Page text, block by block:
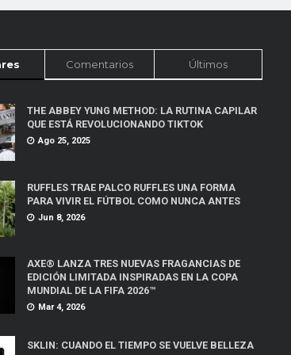
Comentarios Últimos
THE ABBEY YUNG METHOD: LA RUTINA CAPILAR
QUE ESTÁ REVOLUCIONANDO TIKTOK
Ago 25, 2025
RUFFLES TRAE PALCO RUFFLES UNA FORMA
PARA VIVIR EL FÚTBOL COMO NUNCA ANTES
Jun 8, 2026
AXE® LANZA TRES NUEVAS FRAGANCIAS DE
EDICIÓN LIMITADA INSPIRADAS EN LA COPA
MUNDIAL DE LA FIFA 2026™
Mar 4, 2026
SKLIN: CUANDO EL TIEMPO SE VUELVE BELLEZA